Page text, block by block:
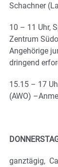
Schachner
10 – 11 Uhr,
Zentrum
Angehörige
dringend
15.15 – 17
(AWO)
ganztägig,